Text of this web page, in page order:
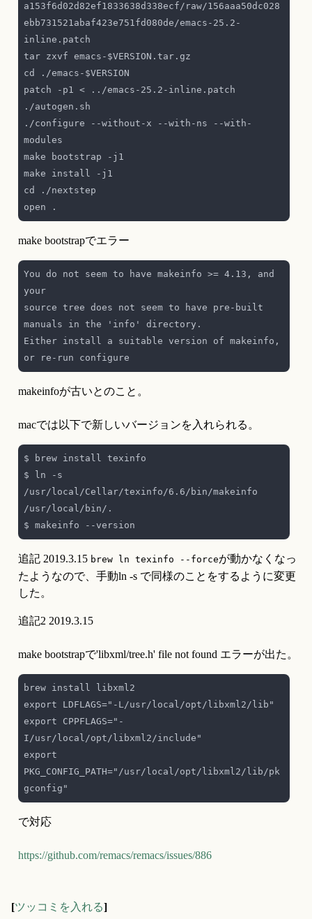
a153f6d02d82ef1833638d338ecf/raw/156aaa50dc028
ebb731521abaf423e751fd080de/emacs-25.2-
./configure --without-x --with-ns --with-
make bootstrapでエラー
You do not seem to have makeinfo >= 4.13, and
source tree does not seem to have pre-built
Either install a suitable version of makeinfo,
makeinfoが古いとのこと。
macでは以下で新しいバージョンを入れられる。
$ ln -s
/usr/local/Cellar/texinfo/6.6/bin/makeinfo
追記 2019.3.15 brew ln texinfo --forceが動かなくなっ
たようなので、手動ln -s で同様のことをするように変更
した。
追記2 2019.3.15
make bootstrapで'libxml/tree.h' file not found エラーが出た。
export CPPFLAGS="-
export
PKG_CONFIG_PATH="/usr/local/opt/libxml2/lib/pk
で対応
https://github.com/remacs/remacs/issues/886
[ツッコミを入れる]